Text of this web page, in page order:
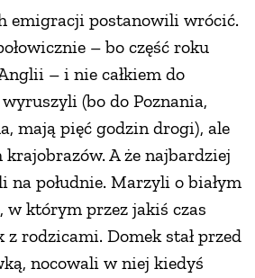
emigracji postanowili wrócić.
– bo część roku
– i nie całkiem do
(bo do Poznania,
mają pięć godzin drogi), ale
A że najbardziej
na południe. Marzyli o białym
w którym przez jakiś czas
z rodzicami. Domek stał przed
nocowali w niej kiedyś
GŁÓWNE
I DESERY
DODATKI
PRZETWORY